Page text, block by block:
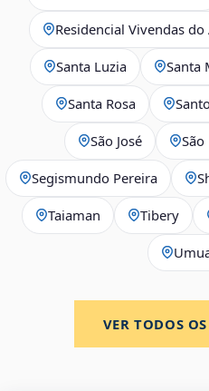
Residencial Vivendas do
Santa Luzia Santa
Santa Rosa
São José São
Segismundo Pereira
Taiaman Tibery
VER TODOS OS